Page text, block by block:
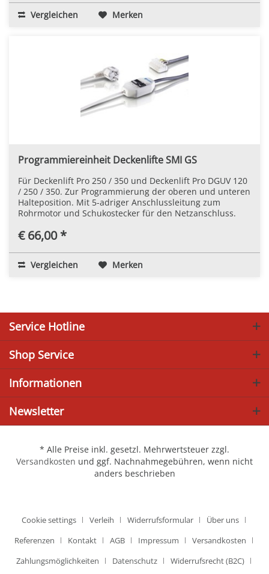
Vergleichen Merken
Programmiereinheit Deckenlifte SMI GS
Für Deckenlift Pro 250 / 350 und Deckenlift Pro DGUV 120
/ 250 / 350. Zur Programmierung der oberen und unteren
Halteposition. Mit 5-adriger Anschlussleitung zum
Rohrmotor und Schukostecker für den Netzanschluss.
€ 66,00 *
Vergleichen Merken
Service Hotline
Shop Service
Informationen
Newsletter
* Alle Preise inkl. gesetzl. Mehrwertsteuer zzgl.
Versandkosten und ggf. Nachnahmegebühren, wenn nicht
anders beschrieben
Cookie settings Verleih Widerrufsformular
Über uns
Referenzen
Kontakt AGB Impressum
Versandkosten
Zahlungsmöglichkeiten
Datenschutz Widerrufsrecht (B2C)